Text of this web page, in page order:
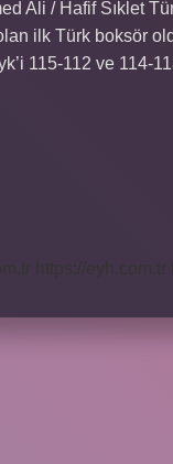
Ali / Hafif Sıklet
ilk Türk boksör
115-112 ve 114-